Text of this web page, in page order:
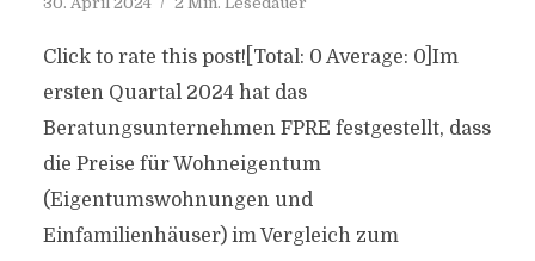
Click to rate this post![Total: 0 Average: 0]Im
ersten Quartal 2024 hat das
Beratungsunternehmen FPRE festgestellt, dass
die Preise für Wohneigentum
(Eigentumswohnungen und
Einfamilienhäuser) im Vergleich zum